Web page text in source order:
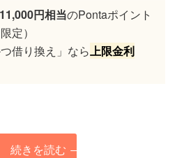
円相当のPontaポイント
定）
借り換え」なら上限金利
続きを読む →